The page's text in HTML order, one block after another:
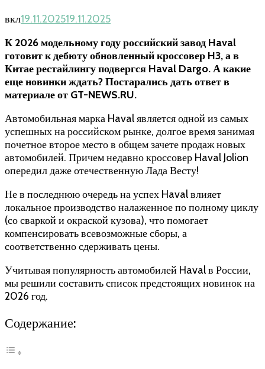
вкл19.11.202519.11.2025
К 2026 модельному году российский завод Haval
готовит к дебюту обновленный кроссовер H3, а в
Китае рестайлингу подвергся Haval Dargo. А какие
еще новинки ждать? Постарались дать ответ в
материале от GT-NEWS.RU.
Автомобильная марка Haval является одной из самых
успешных на российском рынке, долгое время занимая
почетное второе место в общем зачете продаж новых
автомобилей. Причем недавно кроссовер Haval Jolion
опередил даже отечественную Лада Весту!
Не в последнюю очередь на успех Haval влияет
локальное производство налаженное по полному циклу
(со сваркой и окраской кузова), что помогает
компенсировать всевозможные сборы, а
соответственно сдерживать цены.
Учитывая популярность автомобилей Haval в России,
мы решили составить список предстоящих новинок на
2026 год.
Содержание: